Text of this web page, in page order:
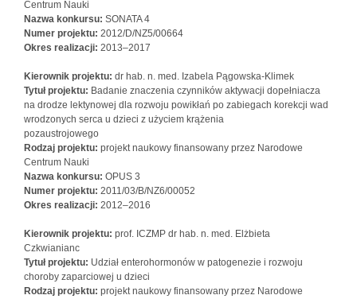
Centrum Nauki
Nazwa konkursu: SONATA 4
Numer projektu: 2012/D/NZ5/00664
Okres realizacji: 2013–2017
Kierownik projektu: dr hab. n. med. Izabela Pągowska-Klimek
Tytuł projektu: Badanie znaczenia czynników aktywacji dopełniacza
na drodze lektynowej dla rozwoju powikłań po zabiegach korekcji wad
wrodzonych serca u dzieci z użyciem krążenia
pozaustrojowego
Rodzaj projektu: projekt naukowy finansowany przez Narodowe
Centrum Nauki
Nazwa konkursu: OPUS 3
Numer projektu: 2011/03/B/NZ6/00052
Okres realizacji: 2012–2016
Kierownik projektu: prof. ICZMP dr hab. n. med. Elżbieta
Czkwianianc
Tytuł projektu: Udział enterohormonów w patogenezie i rozwoju
choroby zaparciowej u dzieci
Rodzaj projektu: projekt naukowy finansowany przez Narodowe